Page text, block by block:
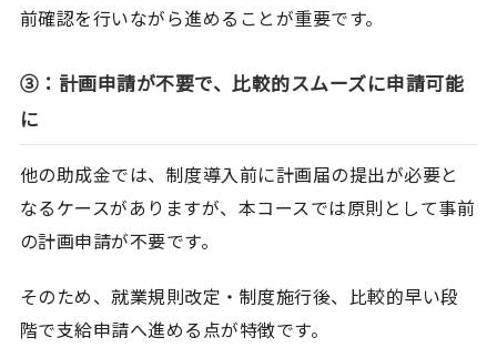
前確認を行いながら進めることが重要です。
③：計画申請が不要で、比較的スムーズに申請可能
に
他の助成金では、制度導入前に計画届の提出が必要と
なるケースがありますが、本コースでは原則として事前
の計画申請が不要です。
そのため、就業規則改定・制度施行後、比較的早い段
階で支給申請へ進める点が特徴です。